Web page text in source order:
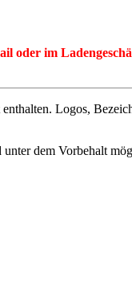
oder im
Logos,
dem Vorbehalt